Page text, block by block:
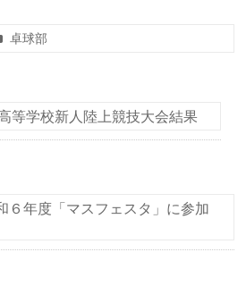
卓球部
等学校新人陸上競技大会結果
６年度「マスフェスタ」に参加